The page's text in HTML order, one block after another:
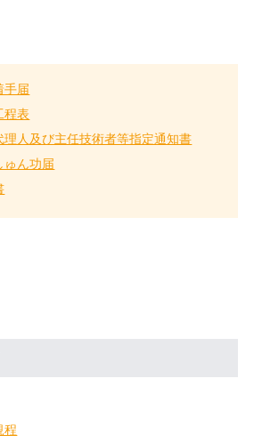
手届
程表
理人及び主任技術者等指定通知書
ゅん功届
程